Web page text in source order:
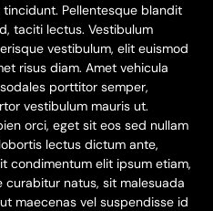
Pellentesque blandit
taciti lectus. Vestibulum
vestibulum, elit euismod
risus diam. Amet vehicula
porttitor semper,
vestibulum mauris ut.
orci, eget sit eos sed nullam
lectus dictum ante,
condimentum elit ipsum etiam,
natus, sit malesuada
maecenas vel suspendisse id